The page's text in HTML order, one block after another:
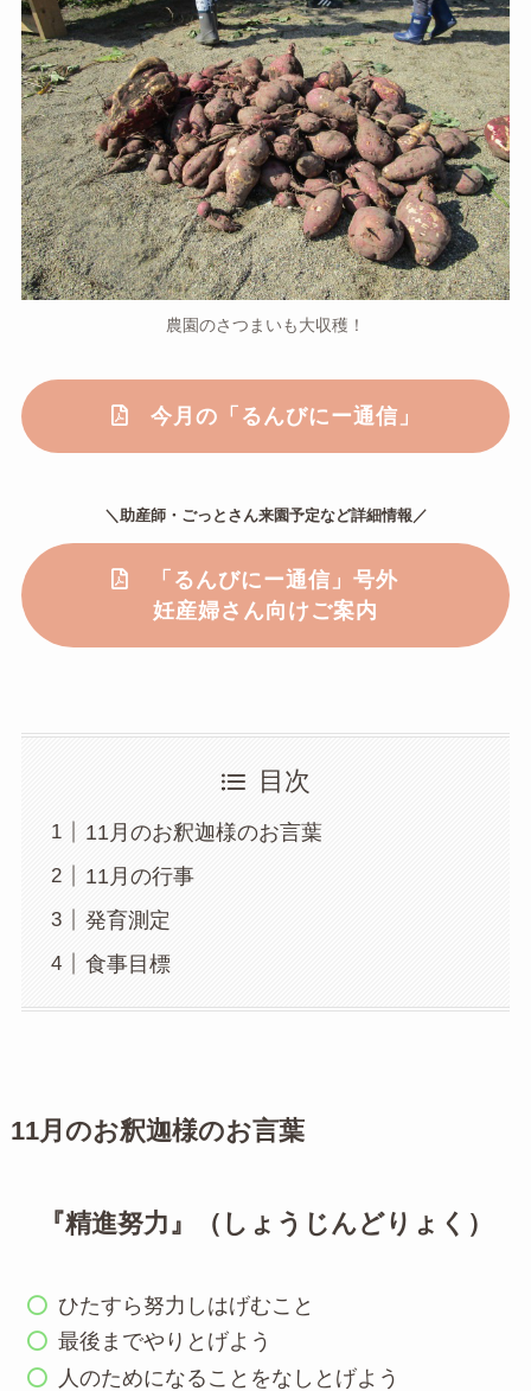
農園のさつまいも大収穫！
今月の「るんびにー通信」
＼助産師・ごっとさん来園予定など詳細情報／
「るんびにー通信」号外
妊産婦さん向けご案内
目次
11月のお釈迦様のお言葉
11月の行事
発育測定
食事目標
11月のお釈迦様のお言葉
『精進努力』（しょうじんどりょく）
ひたすら努力しはげむこと
最後までやりとげよう
人のためになることをなしとげよう